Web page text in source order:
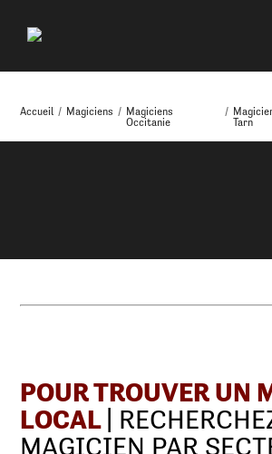
Accueil / Magiciens / Magiciens
Occitanie
/
Tarn
POUR TROUVER UN
LOCAL |
MAGICIEN PAR